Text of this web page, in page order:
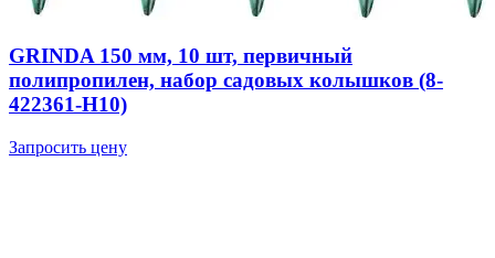
GRINDA 150 мм, 10 шт, первичный
полипропилен, набор садовых колышков (8-
422361-H10)
Запросить цену